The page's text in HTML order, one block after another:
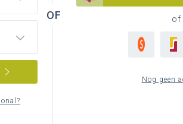
te
om zo het
ordening van het rationeel
leerlingenoriëntering en -
of
Nog geen